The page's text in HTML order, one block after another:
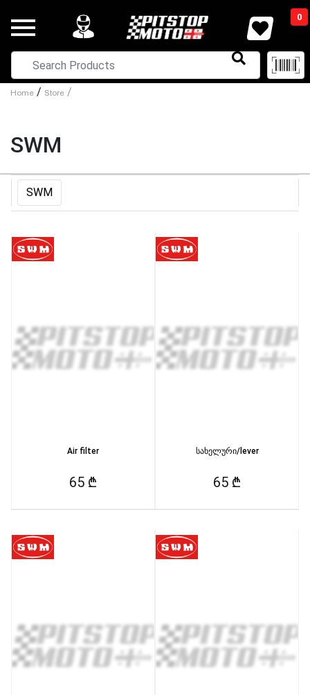
0
Home / Store /
SWM
SWM
Air filter
65 ₾
სახელური/lever
65 ₾